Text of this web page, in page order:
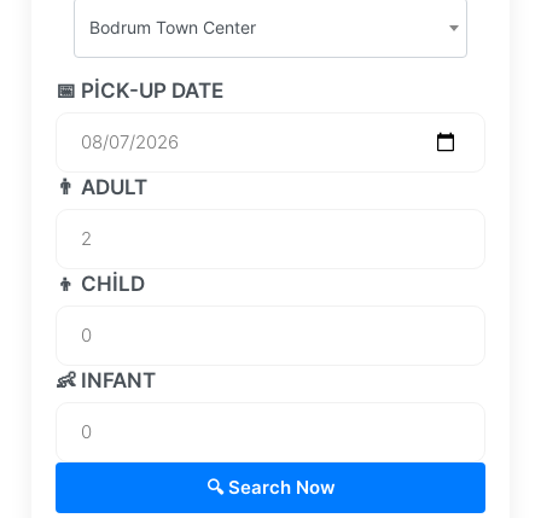
Bodrum Town Center
📅 PICK-UP DATE
👨 ADULT
👦 CHILD
👶 INFANT
🔍 Search Now